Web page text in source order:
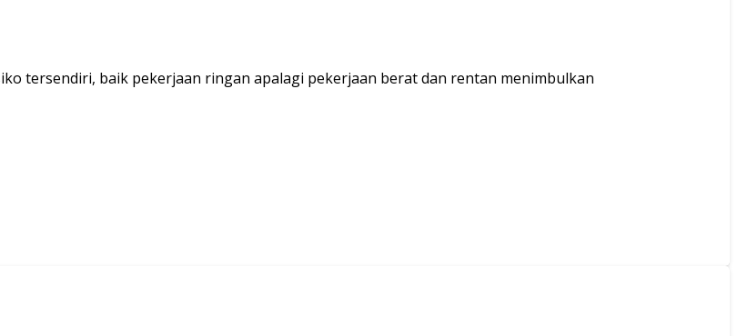
tersendiri, baik pekerjaan ringan apalagi pekerjaan berat dan rentan menimbulkan